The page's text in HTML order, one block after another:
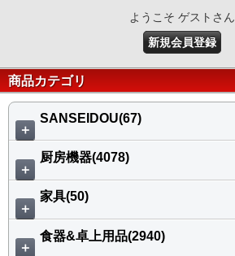
ようこそ ゲストさん
新規会員登録
商品カテゴリ
＋
SANSEIDOU(67)
＋
厨房機器(4078)
＋
家具(50)
＋
食器&卓上用品(2940)